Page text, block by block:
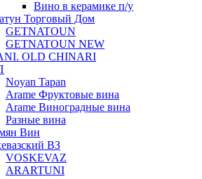
Вино в керамике п/у
Торговый Дом
GETNATOUN
GETNATOUN NEW
OLD CHINARI
Noyan Tapan
Arame Фруктовые вина
Arame Виноградные вина
Разные вина
Вин
ВЗ
VOSKEVAZ
ARARTUNI